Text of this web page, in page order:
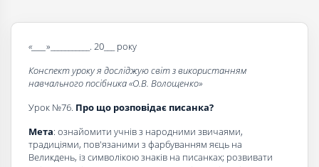
«____ »___________. 20___ року
Конспект уроку я досліджую світ з використанням
навчального посібника «О.В. Волощенко»
Урок №76. Про що розповідає писанка?
Мета: ознайомити учнів з народними звичаями,
традиціями, пов'язаними з фарбуванням яєць на
Великдень, із символікою знаків на писанках; розвивати